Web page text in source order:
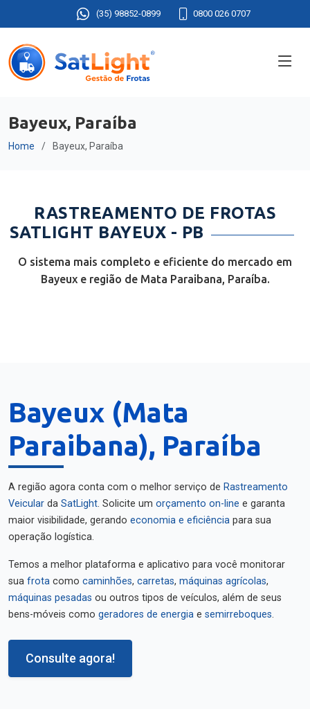
(35) 98852-0899 0800 026 0707
Bayeux, Paraíba
Home Bayeux, Paraíba
RASTREAMENTO DE FROTAS
SATLIGHT BAYEUX - PB
O sistema mais completo e eficiente do mercado em
Bayeux e região de Mata Paraibana, Paraíba.
Bayeux (Mata
Paraibana), Paraíba
A região agora conta com o melhor serviço de Rastreamento
Veicular da SatLight. Solicite um orçamento on-line e garanta
maior visibilidade, gerando economia e eficiência para sua
operação logística.
Temos a melhor plataforma e aplicativo para você monitorar
sua frota como caminhões, carretas, máquinas agrícolas,
máquinas pesadas ou outros tipos de veículos, além de seus
bens-móveis como geradores de energia e semirreboques.
Consulte agora!